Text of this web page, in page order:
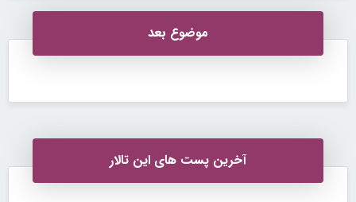
موضوع بعد
آخرین پست های این تالار